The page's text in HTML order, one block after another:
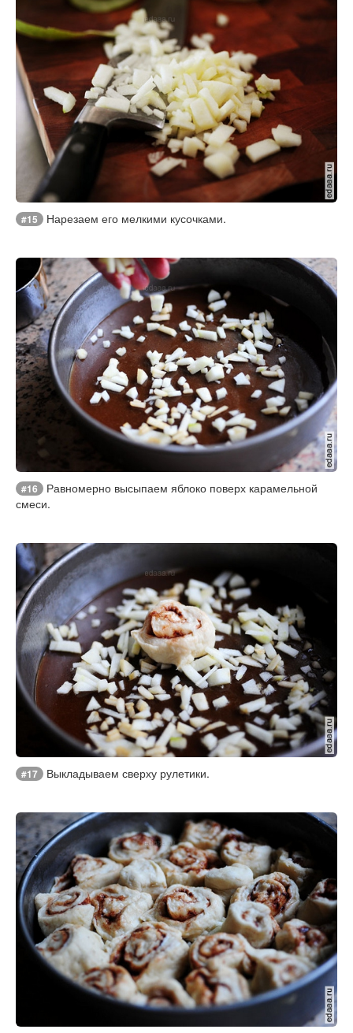
#15 Нарезаем его мелкими кусочками.
#16
Равномерно высыпаем яблоко поверх карамельной
смеси.
#17 Выкладываем сверху рулетики.